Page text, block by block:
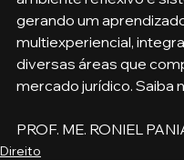
gerando um
multiexperiencial,
diversas áreas que
mercado jurídico. Saiba
PROF. ME. RONIEL
Direito